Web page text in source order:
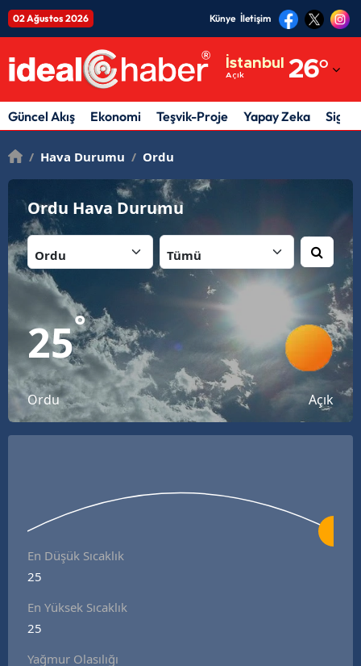
02 Ağustos 2026 Künye İletişim
İstanbul
Açık 26°
Adıyaman
Afyonkarahisar
Amasya
Antalya
Artvin
Balıkesir
Bilecik
Bingöl
Burdur
Güncel Akış Ekonomi Teşvik-Proje Yapay Zeka
/ Hava Durumu / Ordu
Ordu Hava Durumu
25°
Ordu Açık
En Düşük Sıcaklık
25
En Yüksek Sıcaklık
25
Yağmur Olasılığı